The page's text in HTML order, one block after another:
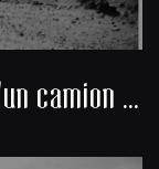
Réparation en plein désert d'un camion militaire